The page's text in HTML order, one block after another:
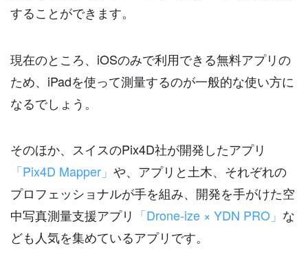
することができます。
現在のところ、iOSのみで利用できる無料アプリの
ため、iPadを使って測量するのが一般的な使い方に
なるでしょう。
そのほか、スイスのPix4D社が開発したアプリ
「Pix4D Mapper」 や、アプリと土木、それぞれの
プロフェッショナルが手を組み、開発を手がけた空
中写真測量支援アプリ 「Drone-ize × YDN PRO」 な
ども人気を集めているアプリです。